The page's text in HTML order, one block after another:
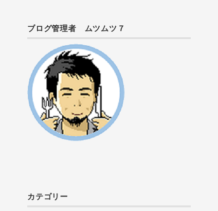
ブログ管理者 ムツムツ７
カテゴリー